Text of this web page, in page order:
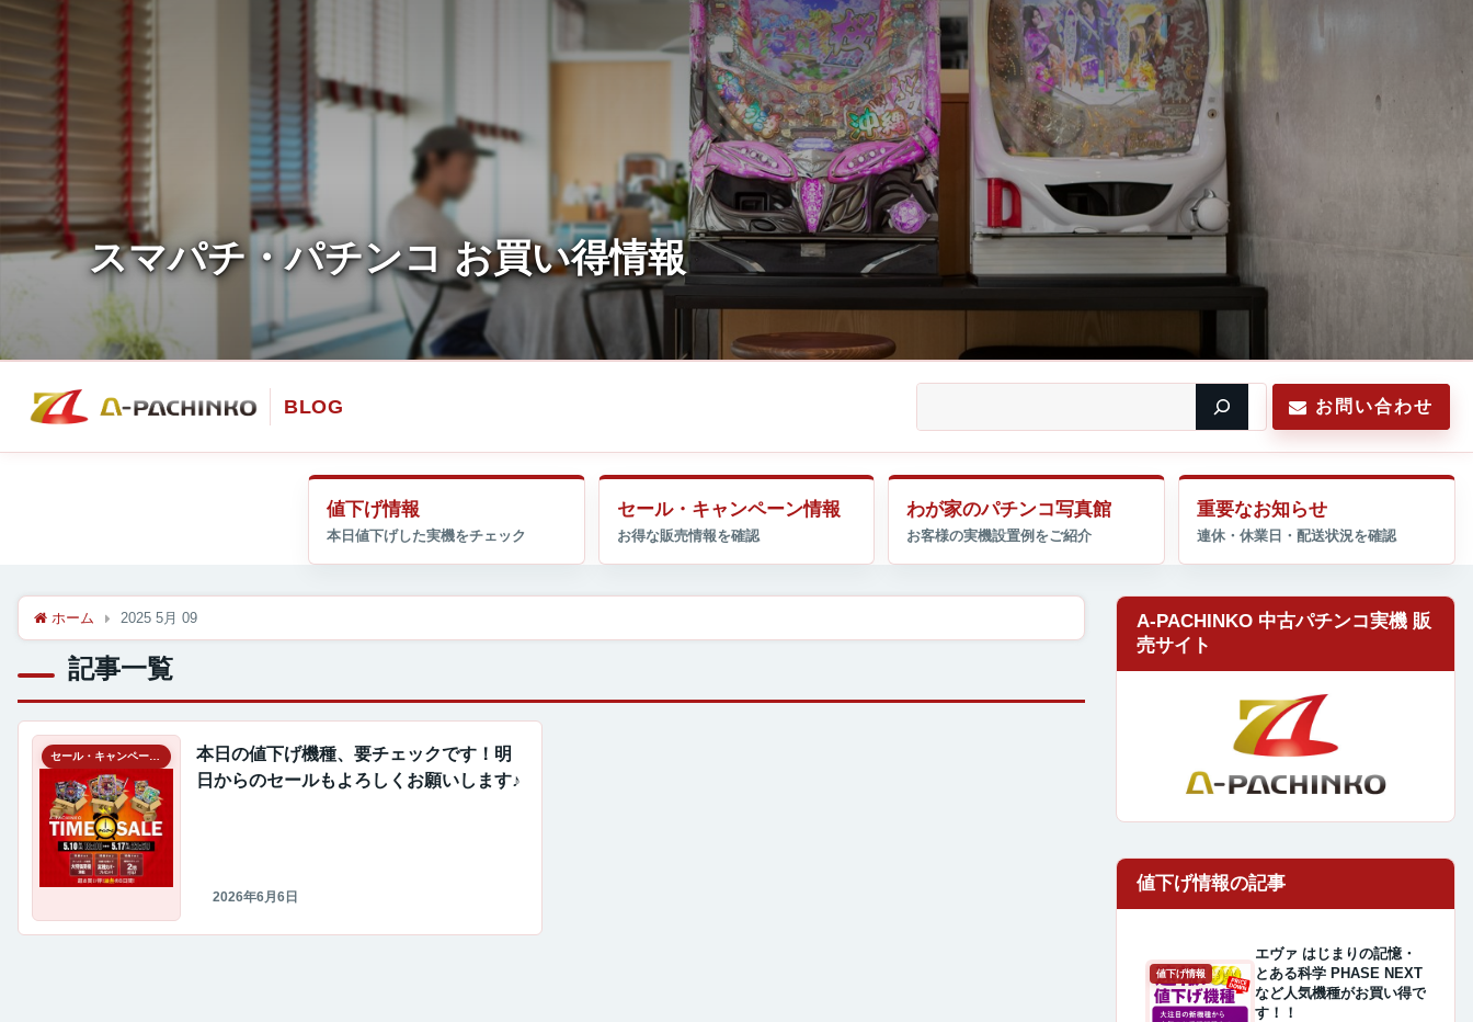
お問い合わせ
値下げ情報 セール・キャンペーン情報 わが家のパチンコ写真館 重要なお知らせ
ホーム 2025 5月 09
記事一覧
本日の値下げ機種、要チェックです！明
日からのセールもよろしくお願いします♪
2026年6月6日
A-PACHINKO 中古パチンコ実機 販
売サイト
値下げ情報
エヴァ はじまりの記憶・
とある科学 PHASE NEXT
など人気機種がお買い得で
す！！